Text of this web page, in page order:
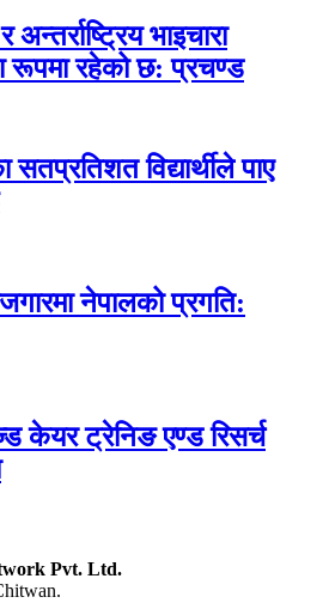
भाइचारा
रूपमा रहेको छ: प्रचण्ड
विद्यार्थीले पाए
नेपालको प्रगति:
केयर ट्रेनिङ एण्ड रिसर्च
Pvt. Ltd.